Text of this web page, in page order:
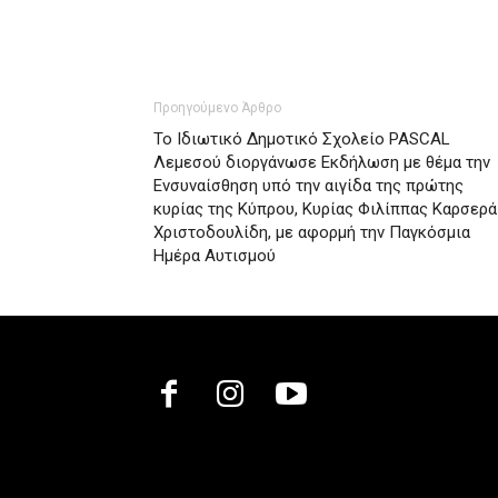
Προηγούμενο Άρθρο
Το Ιδιωτικό Δημοτικό Σχολείο PASCAL
Λεμεσού διοργάνωσε Εκδήλωση με θέμα την
Ενσυναίσθηση υπό την αιγίδα της πρώτης
κυρίας της Κύπρου, Κυρίας Φιλίππας Καρσερά
Χριστοδουλίδη, με αφορμή την Παγκόσμια
Ημέρα Αυτισμού